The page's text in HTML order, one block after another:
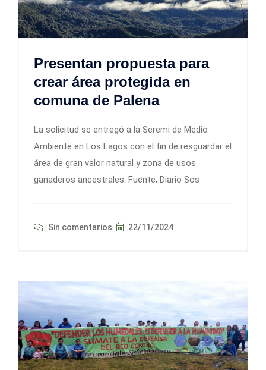
Presentan propuesta para
crear área protegida en
comuna de Palena
La solicitud se entregó a la Seremi de Medio
Ambiente en Los Lagos con el fin de resguardar el
área de gran valor natural y zona de usos
ganaderos ancestrales. Fuente; Diario Sos
Sin comentarios 22/11/2024